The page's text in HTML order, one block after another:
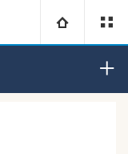
Département